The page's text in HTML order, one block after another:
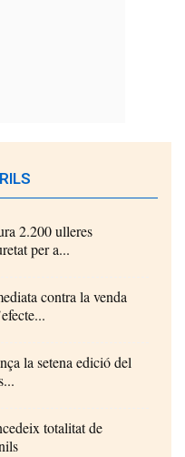
2.200 ulleres
per a...
contra la venda
la setena edició del
totalitat de